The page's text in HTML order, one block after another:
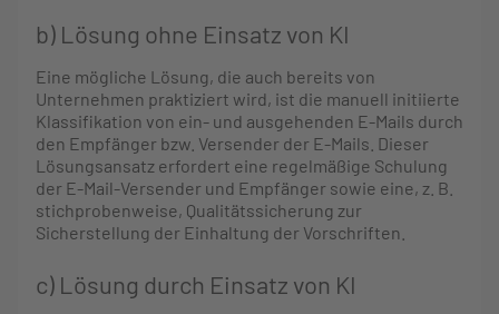
b) Lösung ohne Einsatz von KI
Eine mögliche Lösung, die auch bereits von
Unternehmen praktiziert wird, ist die manuell initiierte
Klassifikation von ein- und ausgehenden E-Mails durch
den Empfänger bzw. Versender der E-Mails. Dieser
Lösungsansatz erfordert eine regelmäßige Schulung
der E-Mail-Versender und Empfänger sowie eine, z. B.
stichprobenweise, Qualitätssicherung zur
Sicherstellung der Einhaltung der Vorschriften.
c) Lösung durch Einsatz von KI